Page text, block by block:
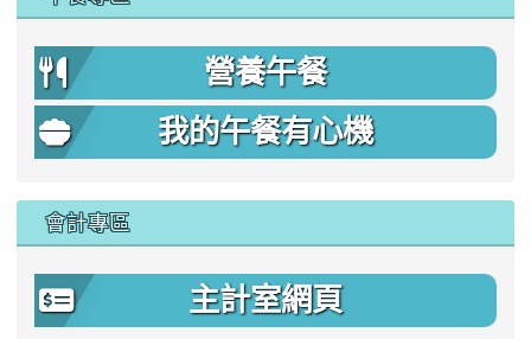
營養午餐
我的午餐有心機
會計專區
主計室網頁